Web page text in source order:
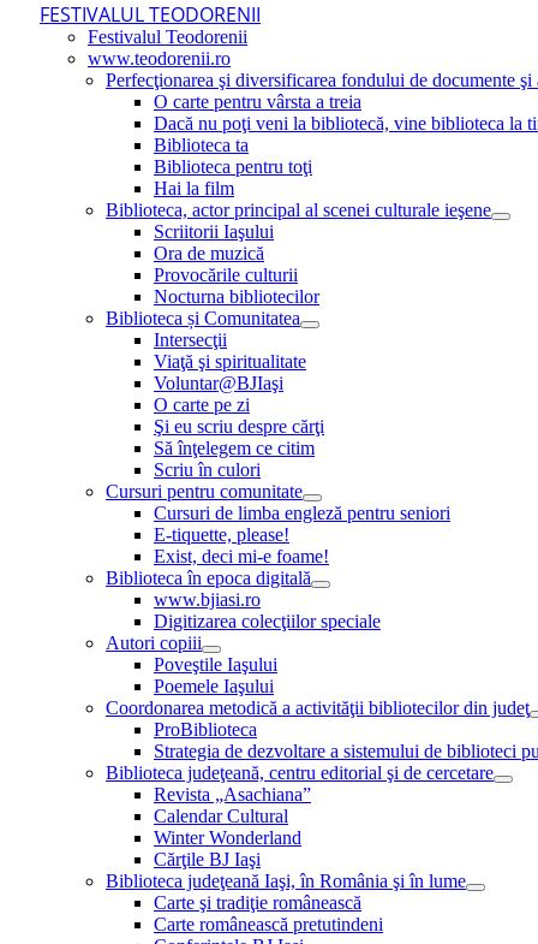
FESTIVALUL TEODORENII
Festivalul Teodorenii
www.teodorenii.ro
Perfecţionarea şi diversificarea fondului de documente
O carte pentru vârsta a treia
Dacă nu poţi veni la bibliotecă, vine biblioteca la
Biblioteca ta
Biblioteca pentru toţi
Hai la film
Biblioteca, actor principal al scenei culturale ieşene
Scriitorii Iaşului
Ora de muzică
Provocările culturii
Nocturna bibliotecilor
Biblioteca și Comunitatea
Intersecţii
Viaţă şi spiritualitate
Voluntar@BJIaşi
O carte pe zi
Şi eu scriu despre cărţi
Să înţelegem ce citim
Scriu în culori
Cursuri pentru comunitate
Cursuri de limba engleză pentru seniori
E-tiquette, please!
Exist, deci mi-e foame!
Biblioteca în epoca digitală
www.bjiasi.ro
Digitizarea colecţiilor speciale
Autori copiii
Poveştile Iaşului
Poemele Iaşului
Coordonarea metodică a activităţii bibliotecilor din judeţ
ProBiblioteca
Strategia de dezvoltare a sistemului de biblioteci
Biblioteca judeţeană, centru editorial şi de cercetare
Revista „Asachiana”
Calendar Cultural
Winter Wonderland
Cărţile BJ Iaşi
Biblioteca judeţeană Iaşi, în România şi în lume
Carte şi tradiţie românească
Carte românească pretutindeni